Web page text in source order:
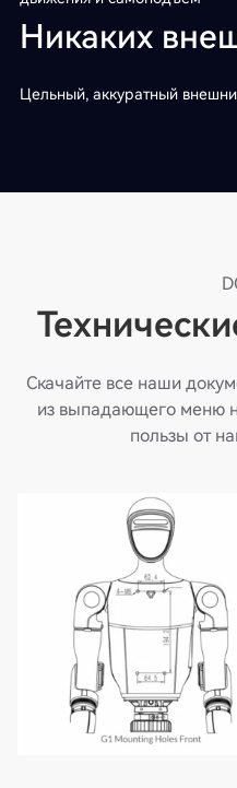
Никаких
Цельный, аккуратный
Скачайте все наши
из выпадающего меню
пользы от